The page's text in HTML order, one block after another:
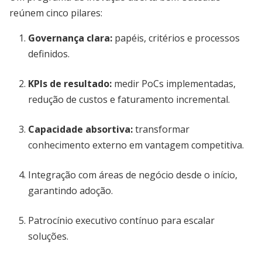
reúnem cinco pilares:
Governança clara: papéis, critérios e processos
definidos.
KPIs de resultado: medir PoCs implementadas,
redução de custos e faturamento incremental.
Capacidade absortiva:transformar
conhecimento externo em vantagem competitiva.
Integração com áreas de negócio desde o início,
garantindo adoção.
Patrocínio executivo contínuo para escalar
soluções.